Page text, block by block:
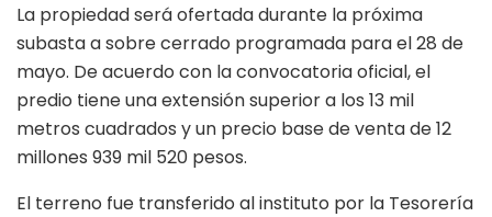
La propiedad será ofertada durante la próxima
subasta a sobre cerrado programada para el 28 de
mayo. De acuerdo con la convocatoria oficial, el
predio tiene una extensión superior a los 13 mil
metros cuadrados y un precio base de venta de 12
millones 939 mil 520 pesos.
El terreno fue transferido al instituto por la Tesorería